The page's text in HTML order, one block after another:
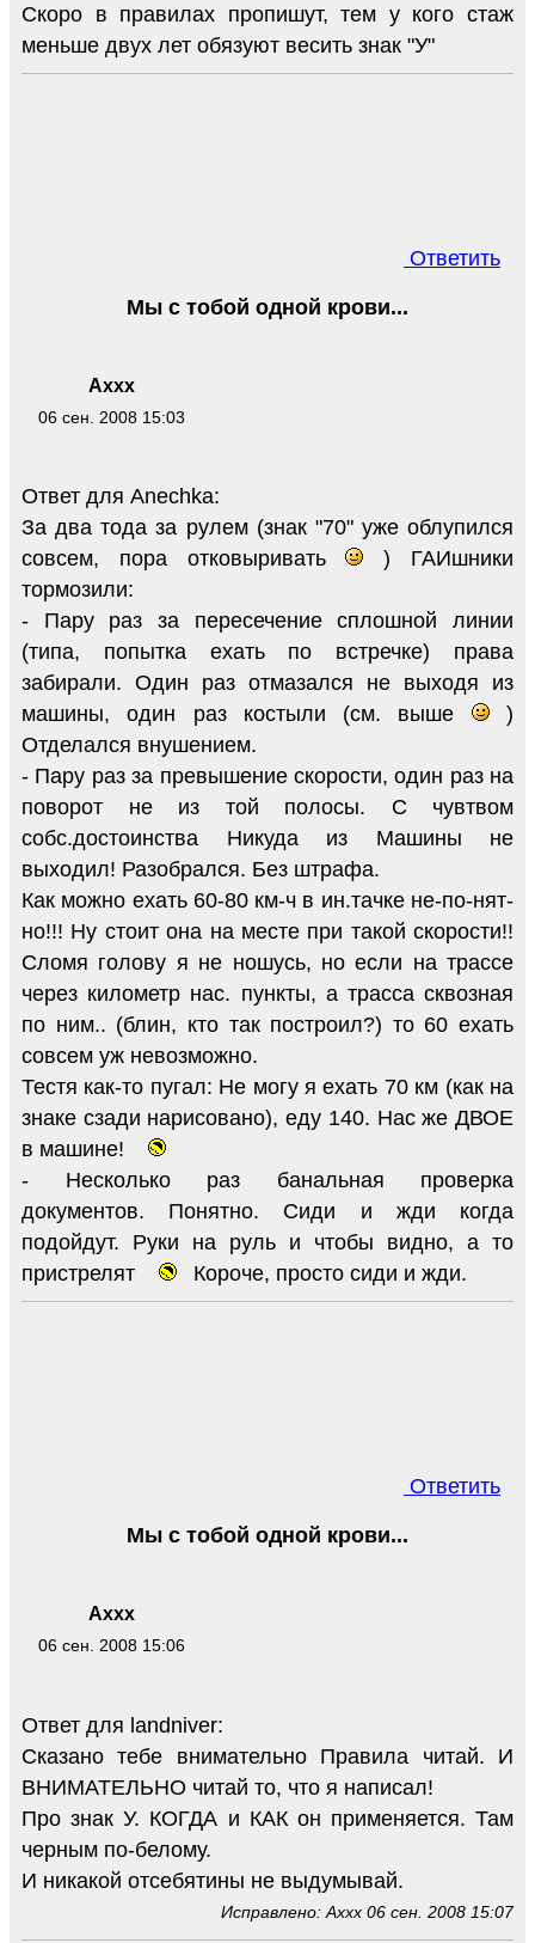
Скоро в правилах пропишут, тем у кого стаж
меньше двух лет обязуют весить знак "У"
Ответить
Axxx
06 сен. 2008 15:03
Мы с тобой одной крови...
Ответ для Anechka:
За два тода за рулем (знак "70" уже облупился
совсем, пора отковыривать
) ГАИшники
тормозили:
- Пару раз за пересечение сплошной линии
(типа, попытка ехать по встречке) права
забирали. Один раз отмазался не выходя из
машины, один раз костыли (см. выше
)
Отделался внушением.
- Пару раз за превышение скорости, один раз на
поворот не из той полосы. С чувтвом
собс.достоинства Никуда из Машины не
выходил! Разобрался. Без штрафа.
Как можно ехать 60-80 км-ч в ин.тачке не-по-нят-
но!!! Ну стоит она на месте при такой скорости!!
Сломя голову я не ношусь, но если на трассе
через километр нас. пункты, а трасса сквозная
по ним.. (блин, кто так построил?) то 60 ехать
совсем уж невозможно.
Тестя как-то пугал: Не могу я ехать 70 км (как на
знаке сзади нарисовано), еду 140. Нас же ДВОЕ
в машине!
- Несколько раз банальная проверка
документов. Понятно. Сиди и жди когда
подойдут. Руки на руль и чтобы видно, а то
пристрелят
Короче, просто сиди и жди.
Ответить
Axxx
06 сен. 2008 15:06
Мы с тобой одной крови...
Ответ для landniver:
Сказано тебе внимательно Правила читай. И
ВНИМАТЕЛЬНО читай то, что я написал!
Про знак У. КОГДА и КАК он применяется. Там
черным по-белому.
И никакой отсебятины не выдумывай.
Исправлено: Axxx 06 сен. 2008 15:07